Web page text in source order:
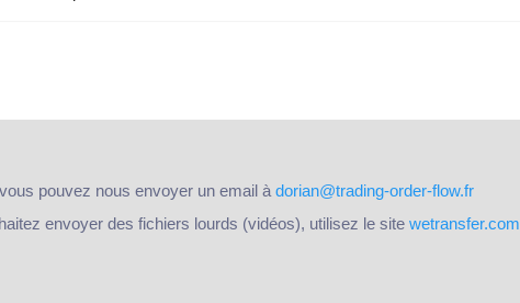
pouvez nous envoyer un email à dorian@trading-order-flow.fr
envoyer des fichiers lourds (vidéos), utilisez le site wetransfer.com